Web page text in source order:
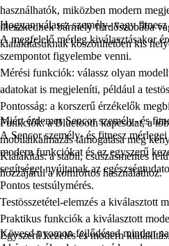
használhatók, miközben modern
illeszkednek bármely fürdőszobába
kialakításuknak köszönhetően kis
Hogyan válassz személy- vagy fitnesz
A megfelelő mérleg kiválasztásakor
szempontot figyelembe venni.
Mérési funkciók: válassz olyan
adatokat is megjeleníti, például a
Pontosság: a korszerű érzékelők
Funkciók:a Bluetooth kapcsolat, a
mobilalkalmazás támogatása még
Kialakítás:a stabil, csúszásmentes
hozzájárul a komfortos használathoz.
Miért érdemes Sencor személy- és
ASencor személy- és fitnesz mérlegei
modern funkciókat és az egyszerű
segítséget nyújtanak az
Pontos testsúlymérés.
Testösszetétel-elemzés a kiválasztott
Praktikus funkciók a kiválasztott
Egyszerű kezelés és modern
Kövesd nyomon fejlődésed minden